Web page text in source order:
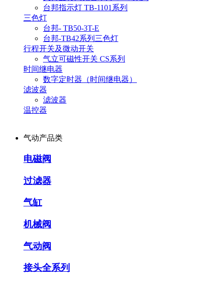
台邦指示灯 TB-1101系列
三色灯
台邦- TB50-3T-E
台邦-TB42系列三色灯
行程开关及微动开关
气立可磁性开关 CS系列
时间继电器
数字定时器（时间继电器）
滤波器
滤波器
温控器
气动产品类
电磁阀
过滤器
气缸
机械阀
气动阀
接头全系列